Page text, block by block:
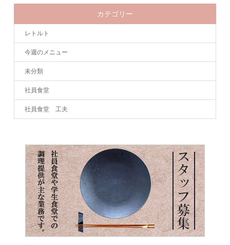
カテゴリー
レトルト
今週のメニュー
未分類
社員食堂
社員食堂 工夫